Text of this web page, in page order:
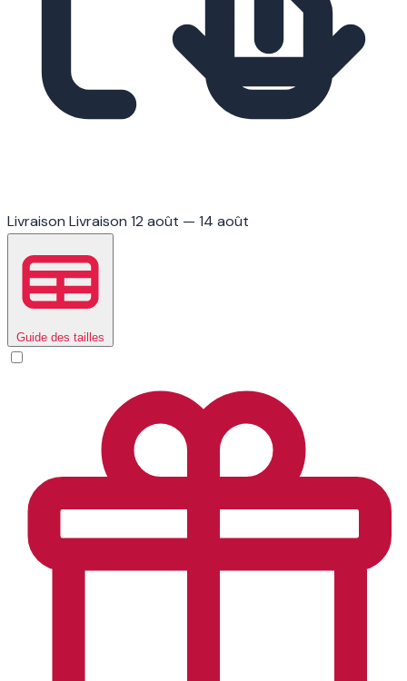
Livraison Livraison 12 août — 14 août
Guide des tailles